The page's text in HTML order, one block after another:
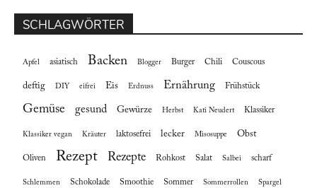
SCHLAGWÖRTER
Apfel asiatisch Backen Blogger Burger Chili Couscous
deftig DIY eifrei Eis Erdnuss Ernährung Frühstück
Gemüse gesund Gewürze Herbst Kati Neudert Klassiker
Klassiker vegan Kräuter laktosefrei lecker Misosuppe Obst
Oliven Rezept Rezepte Rohkost Salat Salbei scharf
Schlemmen Schokolade Smoothie Sommer Sommerrollen Spargel